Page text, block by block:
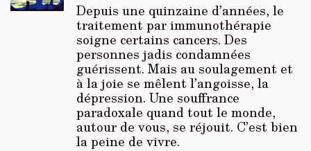
Depuis une quinzaine d’années, le
traitement par immunothérapie
soigne certains cancers. Des
personnes jadis condamnées
guérissent. Mais au soulagement et
à la joie se mêlent l’angoisse, la
dépression. Une souffrance
paradoxale quand tout le monde,
autour de vous, se réjouit. C’est bien
la peine de vivre.